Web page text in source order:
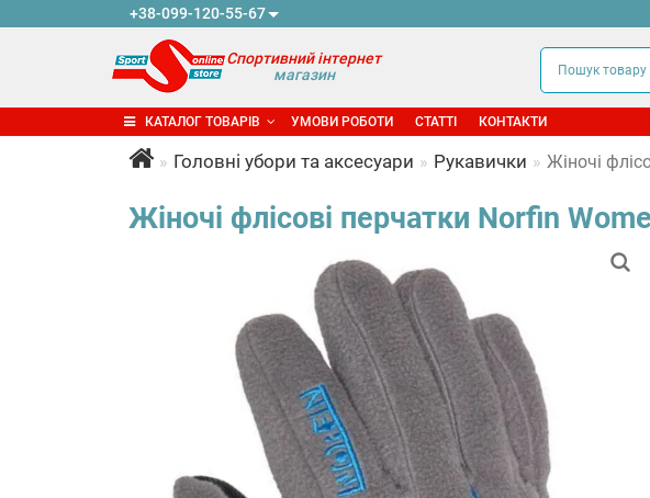
+38-099-120-55-67
Спортивний інтернет
магазин
КАТАЛОГ ТОВАРІВ УМОВИ РОБОТИ СТАТТІ КОНТАКТИ
Головні убори та аксесуари Рукавички Жіночі
Жіночі флісові перчатки Norfin